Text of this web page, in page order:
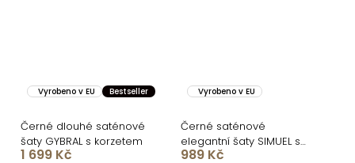
Vyrobeno v EU Bestseller
Černé dlouhé saténové
šaty GYBRAL s korzetem
1 699 Kč
Vyrobeno v EU
Černé saténové
elegantní šaty SIMUEL se
šněrováním
989 Kč